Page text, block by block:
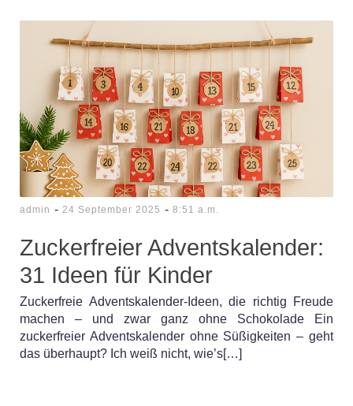
admin - 24 September 2025 - 8:51 a.m.
Zuckerfreier Adventskalender:
31 Ideen für Kinder
Zuckerfreie Adventskalender-Ideen, die richtig Freude
machen – und zwar ganz ohne Schokolade Ein
zuckerfreier Adventskalender ohne Süßigkeiten – geht
das überhaupt? Ich weiß nicht, wie’s[…]